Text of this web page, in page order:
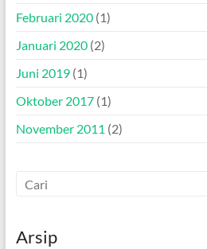
Februari 2020(1)
Januari 2020(2)
Juni 2019(1)
Oktober 2017(1)
November 2011 (2)
Arsip